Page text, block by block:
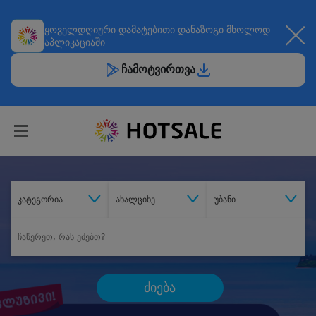
ყოველდღიური დამატებითი დანაზოგი მხოლოდ
აპლიკაციაში
ჩამოტვირთვა
კატეგორია ახალციხე უბანი
ძიება